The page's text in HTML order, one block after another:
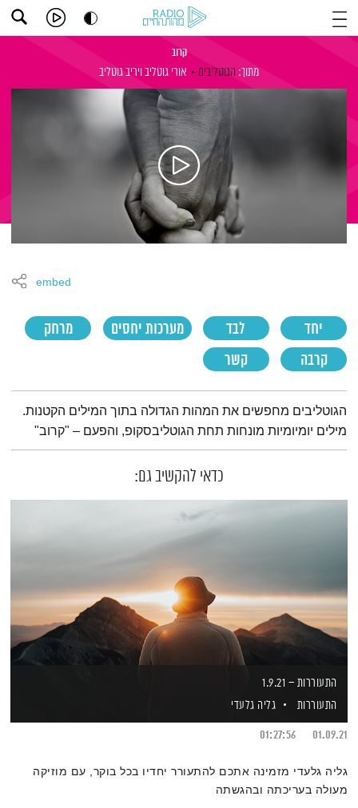
קרוב
מתוך: הגוטליבים אורי גוטליבויריב גוטליב
יחד לבד מערכות יחסים
מרחק
קרבה
קשר
embed
תמצית הפודקאסט
הגוטליבים מחפשים את המהות הגדולה בתוך המילים הקטנות.
מילים יומיומיות מונחות תחת הגוטליבסקופ, והפעם – "קרוב"
כדאי להקשיב גם:
התעוררות – 1.9.21
התעוררות
גליה גלעדי
01.09.21
01:27:56
גליה גלעדי מזמינה אתכם להתעורר יחדיו בכל בוקר, עם מוזיקה
מעולה בעריכתה ובהגשתה